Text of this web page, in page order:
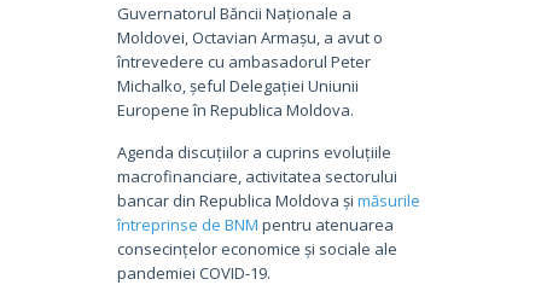
Guvernatorul Băncii Naționale a
Moldovei, Octavian Armașu, a avut o
întrevedere cu ambasadorul Peter
Michalko, șeful Delegației Uniunii
Europene în Republica Moldova.
Agenda discuțiilor a cuprins evoluțiile
macrofinanciare, activitatea sectorului
bancar din Republica Moldova și măsurile
întreprinse de BNM pentru atenuarea
consecințelor economice și sociale ale
pandemiei COVID-19.